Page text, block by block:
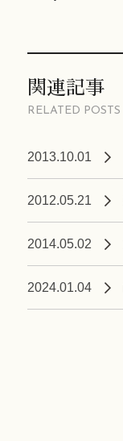
関連記事
RELATED POSTS
2013.10.01
2012.05.21
2014.05.02
2024.01.04